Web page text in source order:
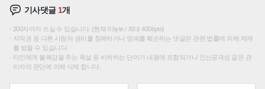
기사댓글 1개
200자까지 쓰실 수 있습니다. (현재 0 byte / 최대 400byte)
저작권 등 다른 사람의 권리를 침해하거나 명예를 훼손하는 댓글은 관련 법률에 의해 제재
를 받을 수 있습니다.
타인에게 불쾌감을 주는 욕설 등 비하하는 단어가 내용에 포함되거나 인신공격성 글은 관
리자의 판단에 의해 삭제 합니다.